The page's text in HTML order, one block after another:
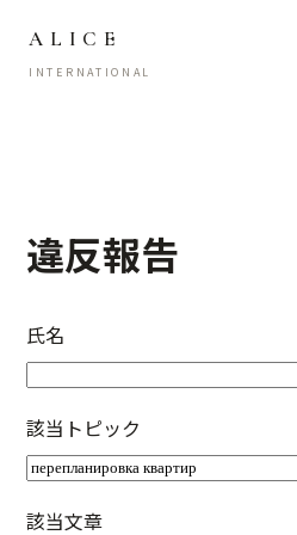
ALICE
INTERNATIONAL
違反報告
氏名
該当トピック
該当文章